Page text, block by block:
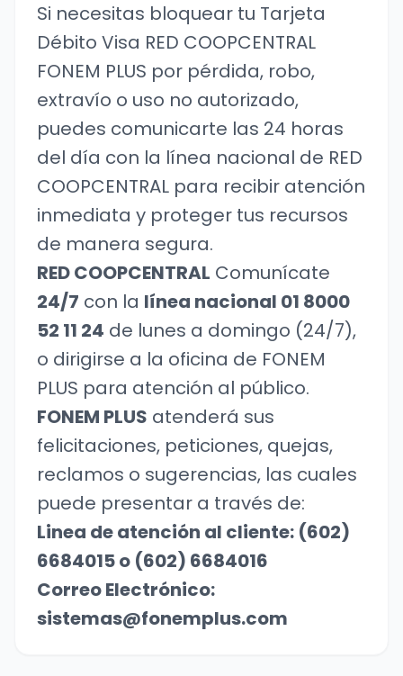
Si necesitas bloquear tu Tarjeta
Débito Visa RED COOPCENTRAL
FONEM PLUS por pérdida, robo,
extravío o uso no autorizado,
puedes comunicarte las 24 horas
del día con la línea nacional de RED
COOPCENTRAL para recibir atención
inmediata y proteger tus recursos
de manera segura.
RED COOPCENTRAL Comunícate
24/7 con la línea nacional 01 8000
52 11 24 de lunes a domingo (24/7),
o dirigirse a la oficina de FONEM
PLUS para atención al público.
FONEM PLUS atenderá sus
felicitaciones, peticiones, quejas,
reclamos o sugerencias, las cuales
puede presentar a través de:
Linea de atención al cliente: (602)
6684015 o (602) 6684016
Correo Electrónico:
sistemas@fonemplus.com